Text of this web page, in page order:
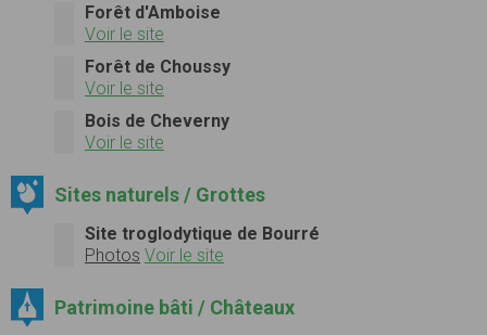
Forêt d'Amboise
Voir le site
Forêt de Choussy
Voir le site
Bois de Cheverny
Voir le site
Sites naturels / Grottes
Site troglodytique de Bourré
Photos Voir le site
Patrimoine bâti / Châteaux